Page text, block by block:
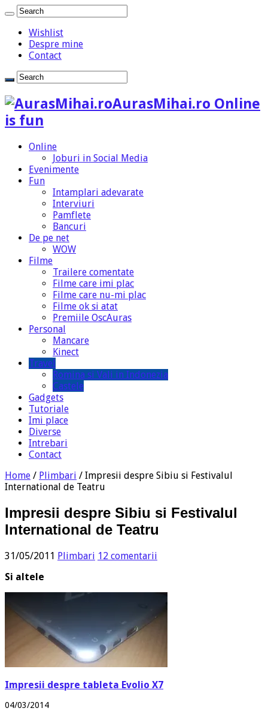
Wishlist
Despre mine
Contact
AurasMihai.ro Online
is fun
Online
Joburi in Social Media
Evenimente
Fun
Intamplari adevarate
Interviuri
Pamflete
Bancuri
De pe net
WOW
Filme
Trailere comentate
Filme care imi plac
Filme care nu-mi plac
Filme ok si atat
Premiile OscAuras
Personal
Mancare
Kinect
Travel
Romina si Vali in Indonezia
Castele
Gadgets
Tutoriale
Imi place
Diverse
Intrebari
Contact
Home / Plimbari / Impresii despre Sibiu si Festivalul
International de Teatru
Impresii despre Sibiu si Festivalul
International de Teatru
31/05/2011 Plimbari 12 comentarii
Si altele
Impresii despre tableta Evolio X7
04/03/2014